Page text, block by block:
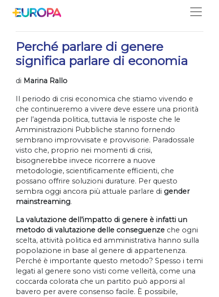
11/08/2020
Perché parlare di genere
significa parlare di economia
di Marina Rallo
Il periodo di crisi economica che stiamo vivendo e
che continueremo a vivere deve essere una priorità
per l’agenda politica, tuttavia le risposte che le
Amministrazioni Pubbliche stanno fornendo
sembrano improvvisate e provvisorie. Paradossale
visto che, proprio nei momenti di crisi,
bisognerebbe invece ricorrere a nuove
metodologie, scientificamente efficienti, che
possano offrire soluzioni durature. Per questo
sembra oggi ancora più attuale parlare di gender
mainstreaming.
La valutazione dell’impatto di genere è infatti un
metodo di valutazione delle conseguenze che ogni
scelta, attività politica ed amministrativa hanno sulla
popolazione in base al genere di appartenenza.
Perché è importante questo metodo? Spesso i temi
legati al genere sono visti come velleità, come una
coccarda colorata che un partito può apporsi al
bavero per avere consenso facile. È possibile,